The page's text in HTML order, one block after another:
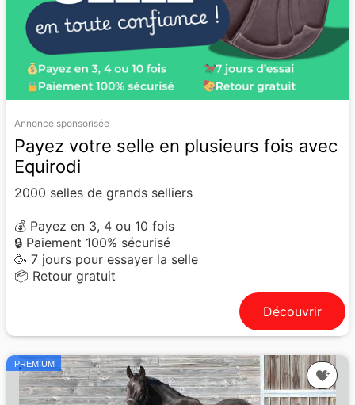
Annonce sponsorisée
Payez votre selle en plusieurs fois avec
Equirodi
2000 selles de grands selliers
💰 Payez en 3, 4 ou 10 fois
🔒 Paiement 100% sécurisé
🥳 7 jours pour essayer la selle
📦 Retour gratuit
Découvrir
PREMIUM